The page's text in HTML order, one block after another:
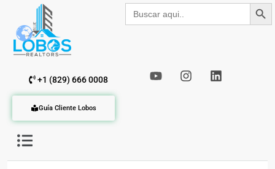
Buscar: Botón de
+1 (829) 666 0008
Guía Cliente Lobos